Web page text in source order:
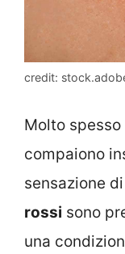
credit:
Molto spesso
compaiono
sensazione
rossi sono
una